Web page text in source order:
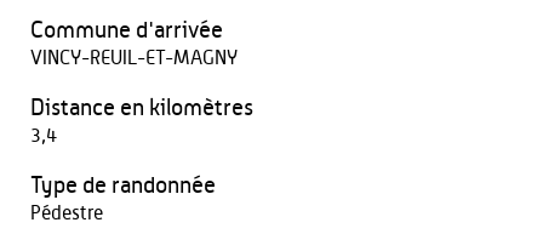
Commune d'arrivée
VINCY-REUIL-ET-MAGNY
Distance en kilomètres
3,4
Type de randonnée
Pédestre